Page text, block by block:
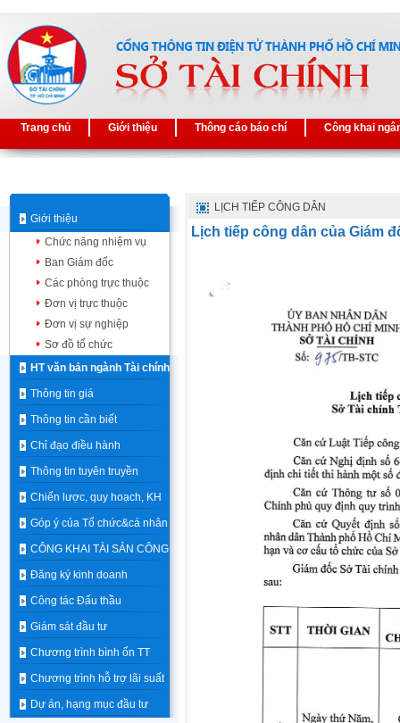
Trang chủ Giới thiệu Thông cáo báo chí Công khai
Giới thiệu
Chức năng nhiệm vụ
Ban Giám đốc
Các phòng trực thuộc
Đơn vị trực thuộc
Đơn vị sự nghiệp
Sơ đồ tổ chức
HT văn bản ngành Tài chính
Thông tin giá
Thông tin cần biết
Chỉ đạo điều hành
Thông tin tuyên truyền
Chiến lược, quy hoạch, KH
Góp ý của Tổ chức&cá nhân
CÔNG KHAI TÀI SẢN CÔNG
Đăng ký kinh doanh
Công tác Đấu thầu
Giám sát đầu tư
Chương trình bình ổn TT
Chương trình hỗ trợ lãi suất
Dự án, hạng mục đầu tư
LỊCH TIẾP CÔNG DÂN
Lịch tiếp công dân của Giám